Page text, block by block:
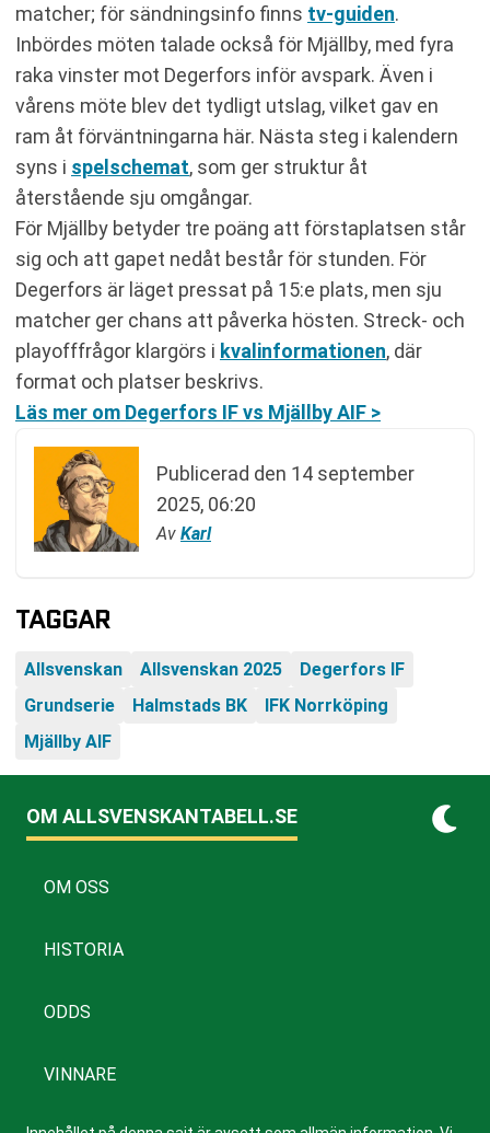
matcher; för sändningsinfo finns tv-guiden.
Inbördes möten talade också för Mjällby, med fyra
raka vinster mot Degerfors inför avspark. Även i
vårens möte blev det tydligt utslag, vilket gav en
ram åt förväntningarna här. Nästa steg i kalendern
syns i spelschemat, som ger struktur åt
återstående sju omgångar.
För Mjällby betyder tre poäng att förstaplatsen står
sig och att gapet nedåt består för stunden. För
Degerfors är läget pressat på 15:e plats, men sju
matcher ger chans att påverka hösten. Streck- och
playofffrågor klargörs i kvalinformationen, där
format och platser beskrivs.
Läs mer om Degerfors IF vs Mjällby AIF >
Publicerad den 14 september
2025, 06:20
Av Karl
TAGGAR
Allsvenskan Allsvenskan 2025
Degerfors IF
Grundserie
Halmstads BK
IFK Norrköping
Mjällby AIF
OM ALLSVENSKANTABELL.SE
OM OSS
HISTORIA
ODDS
VINNARE